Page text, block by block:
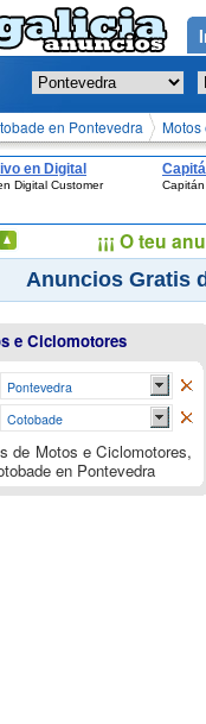
en Pontevedra Motos
en Digital
Digital Customer
Anuncios Gratis
e Ciclomotores
Pontevedra
Cotobade
de Motos e Ciclomotores,
en Pontevedra
¡¡¡ O teu